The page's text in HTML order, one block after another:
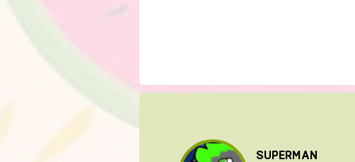
SUPERMAN